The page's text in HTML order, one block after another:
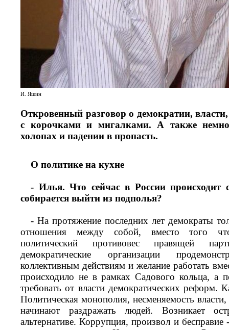
И. Яшин
Откровенный разговор о демократии,
с корочками и мигалками. А также
холопах и падении в пропасть.
О политике на кухне
- Илья. Что сейчас в России происходит
собирается выйти из подполья?
- На протяжение последних лет демократы
отношения между собой, вместо того
политический противовес правящей
демократические организации
коллективным действиям и желание работать
происходило не в рамках Садового кольца, а
требовать от власти демократических реформ.
Политическая монополия, несменяемость
начинают раздражать людей. Возникает
альтернативе. Коррупция, произвол и